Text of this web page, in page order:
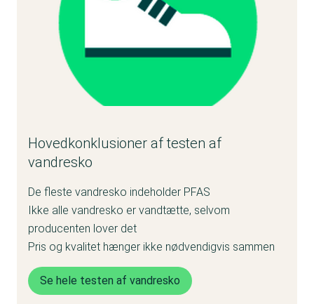
Hovedkonklusioner af testen af
vandresko
De fleste vandresko indeholder PFAS
Ikke alle vandresko er vandtætte, selvom
producenten lover det
Pris og kvalitet hænger ikke nødvendigvis sammen
Se hele testen af vandresko